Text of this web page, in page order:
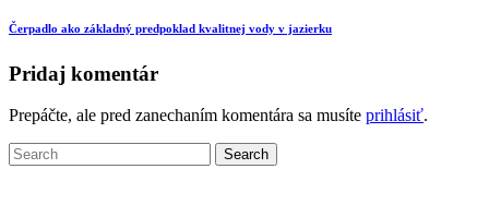
Čerpadlo ako základný predpoklad kvalitnej vody v jazierku
Pridaj komentár
Prepáčte, ale pred zanechaním komentára sa musíte prihlásiť.